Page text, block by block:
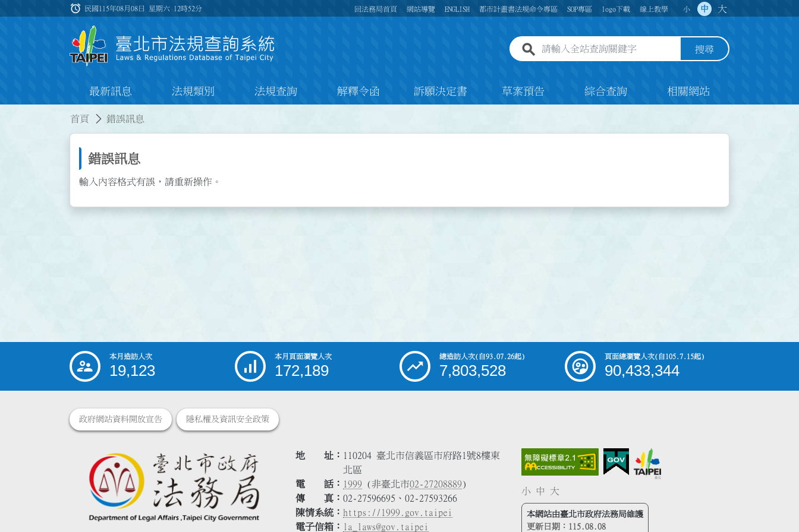
:::
alarm 民國115年08月08日 星期六 12時52分 回法務局首頁 網站導覽 ENGLISH 都市計畫書法規命令專區 SOP專區 logo下載 線上教學 小 中 大
全站查詢關鍵字欄位 搜尋
最新訊息 法規類別 法規查詢 解釋令函 訴願決定書 草案預告 綜合查詢 相關網站
首頁 錯誤訊息
錯誤訊息
輸入內容格式有誤，請重新操作。
::: 本月造訪人次
19,123
本月頁面瀏覽人次
172,189
總造訪人次(自93.07.26起)
7,803,528
頁面總瀏覽人次(自105.7.15起)
90,433,344
政府網站資料開放宣告 隱私權及資訊安全政策
地 址
110204 臺北市信義區市府路1號8樓東
北區
電 話
1999 (非臺北市02-27208889)
傳 真
02-27596695、02-27593266
陳情系統
https://1999.gov.taipei
電子信箱
la_laws@gov.taipei
小 中 大
本網站由臺北市政府法務局維護
更新日期： 115.08.08